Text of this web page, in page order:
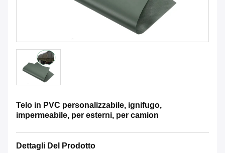
Telo in PVC personalizzabile, ignifugo,
impermeabile, per esterni, per camion
Dettagli Del Prodotto